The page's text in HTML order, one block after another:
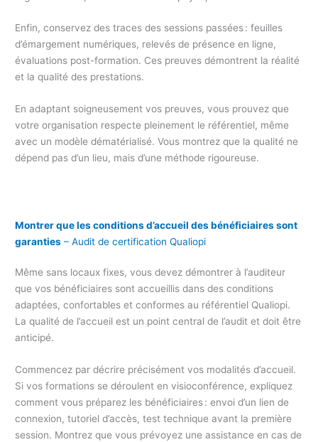
Enfin, conservez des traces des sessions passées : feuilles
d’émargement numériques, relevés de présence en ligne,
évaluations post-formation. Ces preuves démontrent la réalité
et la qualité des prestations.
En adaptant soigneusement vos preuves, vous prouvez que
votre organisation respecte pleinement le référentiel, même
avec un modèle dématérialisé. Vous montrez que la qualité ne
dépend pas d’un lieu, mais d’une méthode rigoureuse.
Montrer que les conditions d’accueil des bénéficiaires sont
garanties – Audit de certification Qualiopi
Même sans locaux fixes, vous devez démontrer à l’auditeur
que vos bénéficiaires sont accueillis dans des conditions
adaptées, confortables et conformes au référentiel Qualiopi.
La qualité de l’accueil est un point central de l’audit et doit être
anticipé.
Commencez par décrire précisément vos modalités d’accueil.
Si vos formations se déroulent en visioconférence, expliquez
comment vous préparez les bénéficiaires : envoi d’un lien de
connexion, tutoriel d’accès, test technique avant la première
session. Montrez que vous prévoyez une assistance en cas de